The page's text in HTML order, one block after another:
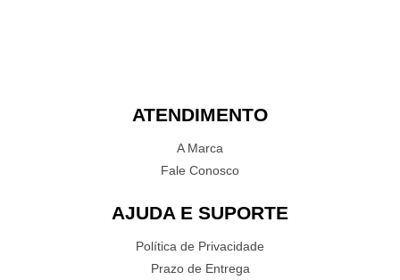
ATENDIMENTO
A Marca
Fale Conosco
AJUDA E SUPORTE
Política de Privacidade
Prazo de Entrega